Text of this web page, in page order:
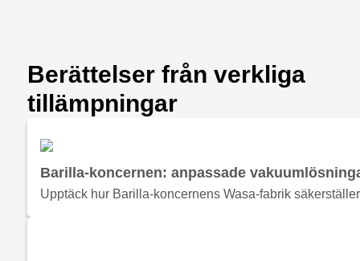
Berättelser från verkliga
tillämpningar
Barilla-koncernen: anpassade
Upptäck hur Barilla-koncernens Wasa-fabrik